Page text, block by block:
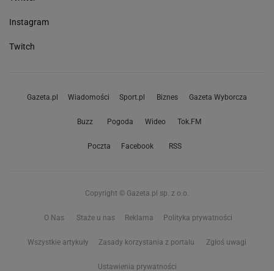
Instagram
Twitch
Gazeta.pl Wiadomości Sport.pl Biznes Gazeta Wyborcza
Buzz Pogoda Wideo Tok.FM
Poczta Facebook RSS
Copyright © Gazeta.pl sp. z o.o.
O Nas Staże u nas Reklama Polityka prywatności
Wszystkie artykuły Zasady korzystania z portalu Zgłoś uwagi
Ustawienia prywatności